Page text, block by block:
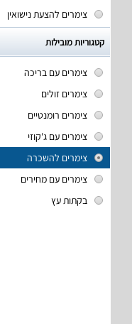
צימרים להצעת נישואין
קטגוריות מובילות
צימרים עם בריכה
צימרים זולים
צימרים רומנטיים
צימרים עם ג'קוזי
צימרים להשכרה
צימרים עם מחירים
בקתות עץ